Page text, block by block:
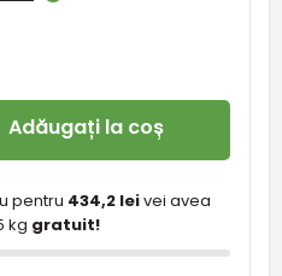
Adăugați la coș
pentru 434,2 leivei avea
kg gratuit!